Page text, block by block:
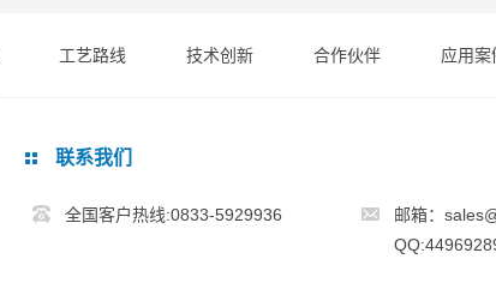
工艺路线 技术创新 合作伙伴 应用案
联系我们
全国客户热线:0833-5929936
邮箱：